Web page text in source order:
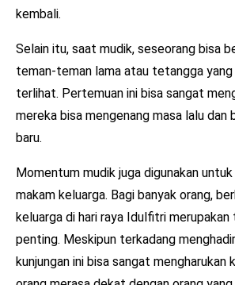
kembali.
Selain itu, saat mudik, seseorang bisa
teman-teman lama atau tetangga yang
terlihat. Pertemuan ini bisa sangat
mereka bisa mengenang masa lalu dan
baru.
Momentum mudik juga digunakan
makam keluarga. Bagi banyak orang,
keluarga di hari raya Idulfitri merupakan
penting. Meskipun terkadang
kunjungan ini bisa sangat mengharukan